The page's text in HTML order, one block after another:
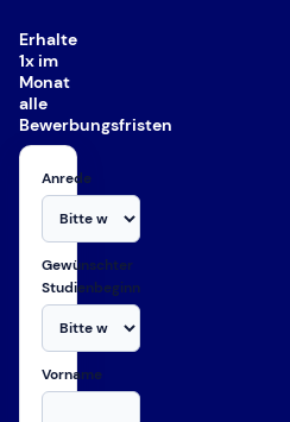
Erhalte
1x im
Monat
alle
Bewerbungsfristen
Anrede
Gewünschter
Studienbeginn
Vorname